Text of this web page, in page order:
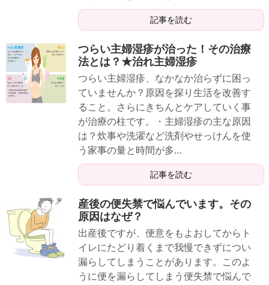
記事を読む
つらい主婦湿疹が治った！その治療
法とは？★治れ主婦湿疹
つらい主婦湿疹、なかなか治らずに困っ
ていませんか？原因を探り生活を改善す
ること。さらにきちんとケアしていく事
が治療の柱です。・主婦湿疹の主な原因
は？炊事や洗濯など洗剤やせっけんを使
う家事の量と時間が多...
記事を読む
産後の便失禁で悩んでいます。その
原因はなぜ？
出産後ですが、便意をもよおしてからト
イレにたどり着くまで我慢できずについ
漏らしてしまうことがあります。このよ
うに便を漏らしてしまう便失禁で悩んで